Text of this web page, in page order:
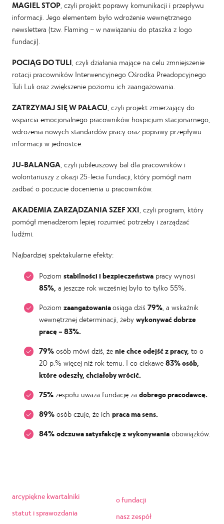
MAGIEL STOP , czyli projekt poprawy komunikacji i przepływu
informacji. Jego elementem było wdrożenie wewnętrznego
newslettera (tzw. Flaming – w nawiązaniu do ptaszka z logo
fundacji).
POCIĄG DO TULI , czyli działania mające na celu zmniejszenie
rotacji pracowników Interwencyjnego Ośrodka Preadopcyjnego
Tuli Luli oraz zwiększenie poziomu ich zaangażowania.
ZATRZYMAJ SIĘ W PAŁACU , czyli projekt zmierzający do
wsparcia emocjonalnego pracowników hospicjum stacjonarnego,
wdrożenia nowych standardów pracy oraz poprawy przepływu
informacji w jednostce.
JU-BALANGA , czyli jubileuszowy bal dla pracowników i
wolontariuszy z okazji 25-lecia fundacji, który pomógł nam
zadbać o poczucie docenienia u pracowników.
AKADEMIA ZARZĄDZANIA SZEF XXI , czyli program, który
pomógł menadżerom lepiej rozumieć potrzeby i zarządzać
ludźmi.
Najbardziej spektakularne efekty:
Poziom stabilności i bezpieczeństwa pracy wynosi
85%, a jeszcze rok wcześniej było to tylko 55%.
Poziom zaangażowaniaosiąga dziś 79% , a wskaźnik
wewnętrznej determinacji, żeby wykonywać dobrze
pracę – 83%.
79% osób mówi dziś, że nie chce odejść z pracy, to o
20 p.% więcej niż rok temu. I co ciekawe 83% osób,
które odeszły, chciałoby wrócić.
75% zespołu uważa fundację za dobrego pracodawcę.
89% osób czuje, że ich praca ma sens.
84% odczuwa satysfakcję z wykonywania obowiązków.
arcypiękne kwartalniki
statut i sprawozdania
o fundacji
nasz zespół